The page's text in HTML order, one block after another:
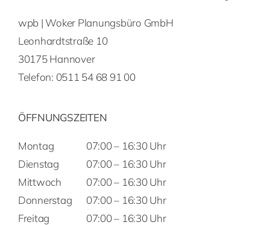
wpb | Woker Planungsbüro GmbH
Leonhardtstraße 10
30175 Hannover
Telefon: 0511 54 68 91 00
ÖFFNUNGSZEITEN
Montag
Dienstag
Mittwoch
Donnerstag
Freitag
07:00 – 16:30 Uhr
07:00 – 16:30 Uhr
07:00 – 16:30 Uhr
07:00 – 16:30 Uhr
07:00 – 16:30 Uhr